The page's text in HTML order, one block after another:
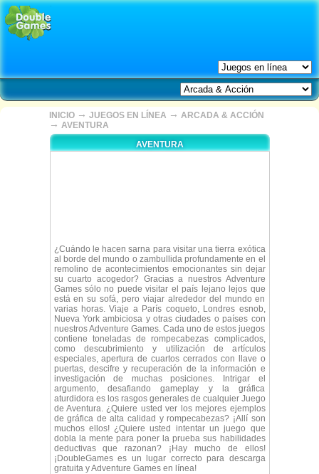
INICIO → JUEGOS EN LÍNEA → ARCADA & ACCIÓN
→ AVENTURA
AVENTURA
¿Cuándo le hacen sarna para visitar una tierra exótica
al borde del mundo o zambullida profundamente en el
remolino de acontecimientos emocionantes sin dejar
su cuarto acogedor? Gracias a nuestros Adventure
Games sólo no puede visitar el país lejano lejos que
está en su sofá, pero viajar alrededor del mundo en
varias horas. Viaje a París coqueto, Londres esnob,
Nueva York ambiciosa y otras ciudades o países con
nuestros Adventure Games. Cada uno de estos juegos
contiene toneladas de rompecabezas complicados,
como descubrimiento y utilización de artículos
especiales, apertura de cuartos cerrados con llave o
puertas, descifre y recuperación de la información e
investigación de muchas posiciones. Intrigar el
argumento, desafiando gameplay y la gráfica
aturdidora es los rasgos generales de cualquier Juego
de Aventura. ¿Quiere usted ver los mejores ejemplos
de gráfica de alta calidad y rompecabezas? ¡Allí son
muchos ellos! ¿Quiere usted intentar un juego que
dobla la mente para poner la prueba sus habilidades
deductivas que razonan? ¡Hay mucho de ellos!
¡DoubleGames es un lugar correcto para descarga
gratuita y Adventure Games en línea!